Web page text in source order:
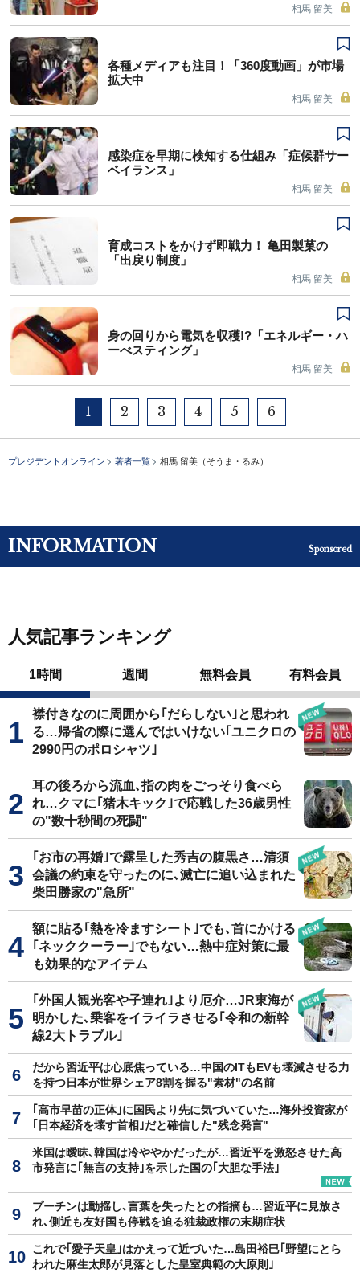
相馬 留美
各種メディアも注目！「360度動画」が市場
拡大中
相馬 留美
感染症を早期に検知する仕組み「症候群サー
ベイランス」
相馬 留美
育成コストをかけず即戦力！ 亀田製菓の
「出戻り制度」
相馬 留美
身の回りから電気を収穫!?「エネルギー・ハ
ーべスティング」
相馬 留美
1 2 3 4 5 6
プレジデントオンライン 著者一覧 相馬 留美（そうま・るみ）
INFORMATION Sponsored
人気記事ランキング
1時間 週間 無料会員 有料会員
襟付きなのに周囲から｢だらしない｣と思われ
る…帰省の際に選んではいけない｢ユニクロの
2990円のポロシャツ｣
耳の後ろから流血､指の肉をごっそり食べら
れ…クマに｢猪木キック｣で応戦した36歳男性
の"数十秒間の死闘"
｢お市の再婚｣で露呈した秀吉の腹黒さ…清須
会議の約束を守ったのに､滅亡に追い込まれた
柴田勝家の"急所"
額に貼る｢熱を冷ますシート｣でも､首にかける
｢ネッククーラー｣でもない…熱中症対策に最
も効果的なアイテム
｢外国人観光客や子連れ｣より厄介…JR東海が
明かした､乗客をイライラさせる｢令和の新幹
線2大トラブル｣
だから習近平は心底焦っている…中国のITもEVも壊滅させる力
を持つ日本が世界シェア8割を握る"素材"の名前
｢高市早苗の正体｣に国民より先に気づいていた…海外投資家が
｢日本経済を壊す首相｣だと確信した"残念発言"
米国は曖昧､韓国は冷ややかだったが…習近平を激怒させた高
市発言に｢無言の支持｣を示した国の｢大胆な手法｣
プーチンは動揺し､言葉を失ったとの指摘も…習近平に見放さ
れ､側近も友好国も停戦を迫る独裁政権の末期症状
これで｢愛子天皇｣はかえって近づいた…島田裕巳｢野望にとら
われた麻生太郎が見落とした皇室典範の大原則｣